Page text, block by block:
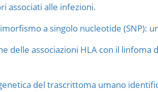
associati alle infezioni.
a singolo nucleotide (SNP):
delle associazioni HLA con il
del trascrittoma umano